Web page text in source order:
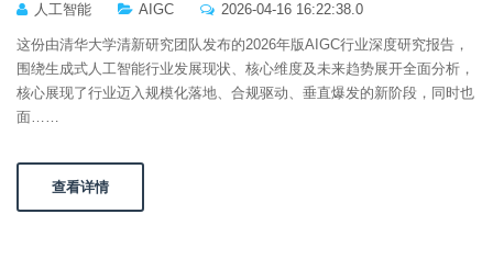
人工智能
AIGC 2026-04-16 16:22:38.0
这份由清华大学清新研究团队发布的2026年版AIGC行业深度研究报告，
围绕生成式人工智能行业发展现状、核心维度及未来趋势展开全面分析，
核心展现了行业迈入规模化落地、合规驱动、垂直爆发的新阶段，同时也
面……
查看详情